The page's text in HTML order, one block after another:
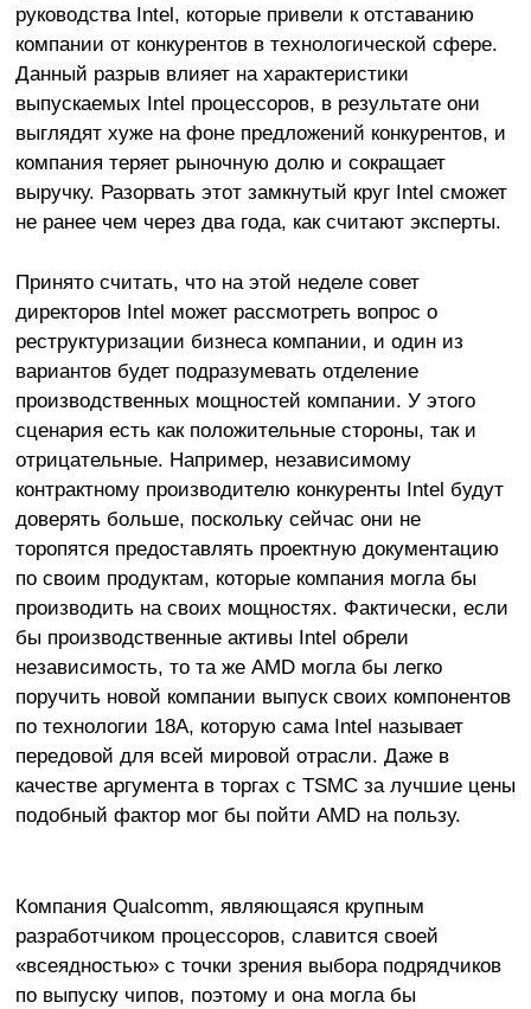
руководства Intel, которые привели к отставанию
компании от конкурентов в технологической сфере.
Данный разрыв влияет на характеристики
выпускаемых Intel процессоров, в результате они
выглядят хуже на фоне предложений конкурентов, и
компания теряет рыночную долю и сокращает
выручку. Разорвать этот замкнутый круг Intel сможет
не ранее чем через два года, как считают эксперты.
Принято считать, что на этой неделе совет
директоров Intel может рассмотреть вопрос о
реструктуризации бизнеса компании, и один из
вариантов будет подразумевать отделение
производственных мощностей компании. У этого
сценария есть как положительные стороны, так и
отрицательные. Например, независимому
контрактному производителю конкуренты Intel будут
доверять больше, поскольку сейчас они не
торопятся предоставлять проектную документацию
по своим продуктам, которые компания могла бы
производить на своих мощностях. Фактически, если
бы производственные активы Intel обрели
независимость, то та же AMD могла бы легко
поручить новой компании выпуск своих компонентов
по технологии 18A, которую сама Intel называет
передовой для всей мировой отрасли. Даже в
качестве аргумента в торгах с TSMC за лучшие цены
подобный фактор мог бы пойти AMD на пользу.
Компания Qualcomm, являющаяся крупным
разработчиком процессоров, славится своей
«всеядностью» с точки зрения выбора подрядчиков
по выпуску чипов, поэтому и она могла бы